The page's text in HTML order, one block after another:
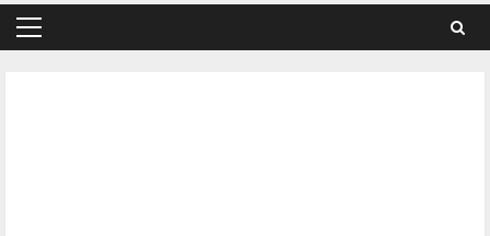
Primary